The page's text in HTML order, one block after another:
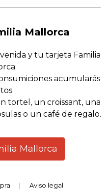
Mallorca
y tu tarjeta Familia
acumularás
tortel, un croissant, una
o un café de regalo.
Mallorca
|
Aviso legal